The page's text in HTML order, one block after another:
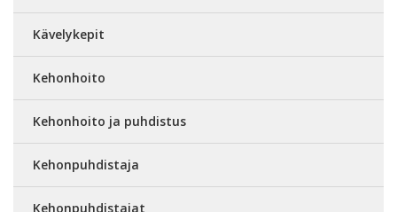
Kävelykepit
Kehonhoito
Kehonhoito ja puhdistus
Kehonpuhdistaja
Kehonpuhdistajat